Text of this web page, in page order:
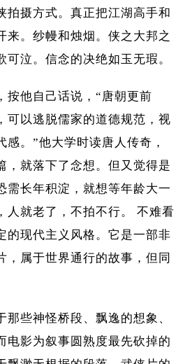
拍摄方式。真正把江湖高手和
来。纱幔和烛烟。侠之大邦之
可泣。信念的决绝如玉无瑕。
按他自己话说，“唐朝更前
可以逃脱儒家的道德规范，视
感。”他大学时读唐人传奇，
，就落下了念想。但又觉得是
需长年积淀，就想等年龄大一
人就老了，不拍不行。 不难看
的现代主义风格。它是一部非
，属于世界通行的故事，但同
那些神怪桥段、飘逸的想象、
电影为叙事圆熟度最先砍掉的